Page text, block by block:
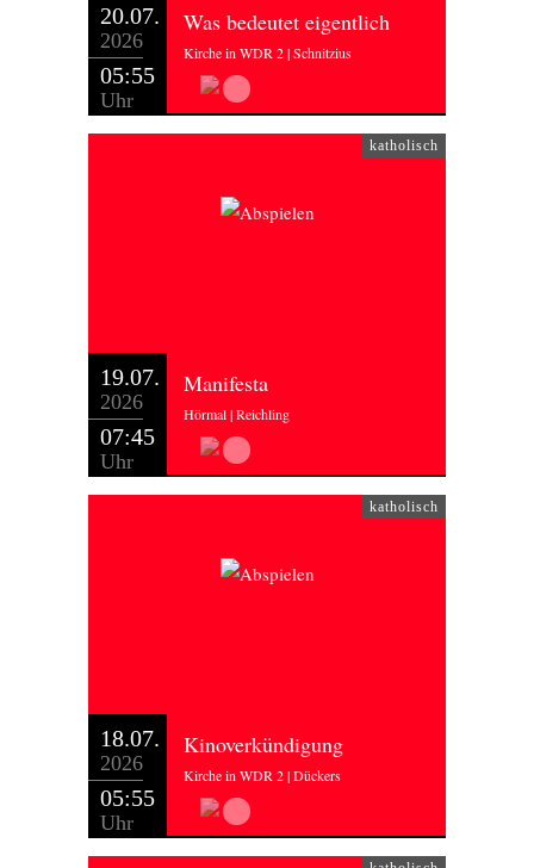
20.07.
2026
05:55
Uhr
Was bedeutet eigentlich
Kirche in WDR 2 | Schnitzius
katholisch
19.07.
2026
07:45
Uhr
Manifesta
Hörmal | Reichling
katholisch
18.07.
2026
05:55
Uhr
Kinoverkündigung
Kirche in WDR 2 | Dückers